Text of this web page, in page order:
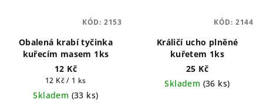
Obalená krabí tyčinka
kuřecím masem 1ks
12 Kč
Měrná
cena:
12 Kč / 1 ks
Skladem (33 ks)
KÓD: 2153
Králičí ucho plněné
kuřetem 1ks
25 Kč
Skladem (36 ks)
KÓD: 2144